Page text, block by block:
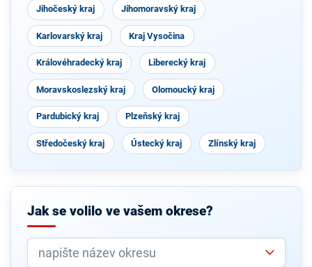
Jihočeský kraj Jihomoravský kraj
Karlovarský kraj Kraj Vysočina
Královéhradecký kraj Liberecký kraj
Moravskoslezský kraj Olomoucký kraj
Pardubický kraj Plzeňský kraj
Středočeský kraj Ústecký kraj Zlínský kraj
Jak se volilo ve vašem okrese?